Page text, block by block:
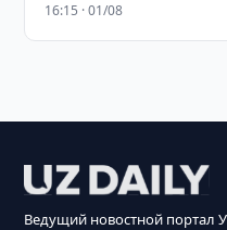
16:15 · 01/08
Ведущий новостной портал